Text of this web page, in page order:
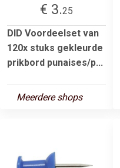
€ 3.25
DID Voordeelset van
120x stuks gekleurde
prikbord punaises/p...
Meerdere shops